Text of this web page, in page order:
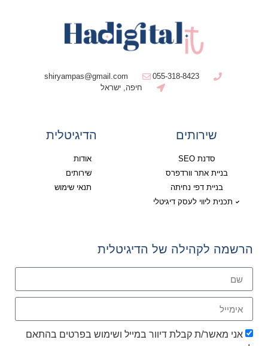
055-318-8423
shiryampas@gmail.com
חיפה, ישראל
שירותים
סדנת SEO
בניית אתר וורדפרס
בניית דפי נחיתה
תכנית ליווי לעסק דיגיטלי
הדיגיטלית
אודות
שירותים
תנאי שימוש
הרשמה לקהילה של הדיגיטלית
אני מאשר/ת קבלת דיוור במייל ושימוש בפרטים בהתאם